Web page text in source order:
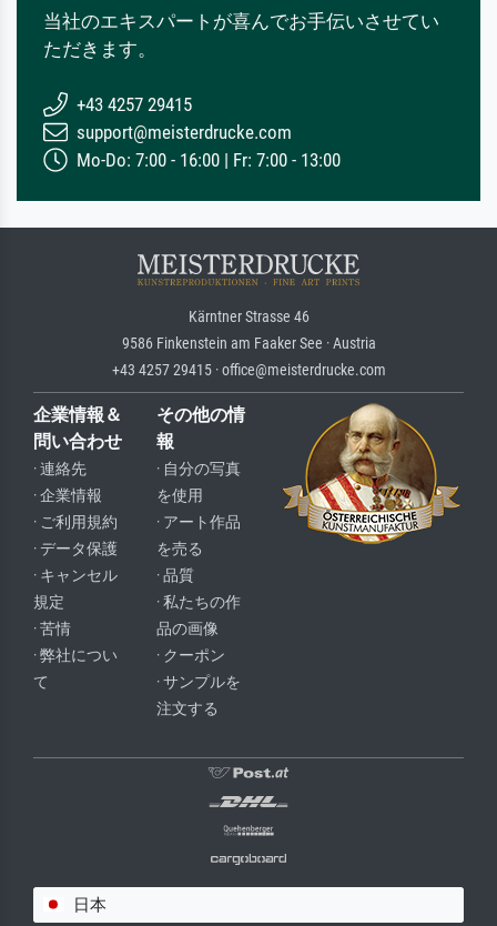
当社のエキスパートが喜んでお手伝いさせてい
ただきます。
+43 4257 29415
support@meisterdrucke.com
Mo-Do: 7:00 - 16:00 | Fr: 7:00 - 13:00
Kärntner Strasse 46
9586 Finkenstein am Faaker See · Austria
+43 4257 29415 · office@meisterdrucke.com
企業情報＆
問い合わせ
· 連絡先
· 企業情報
· ご利用規約
· データ保護
· キャンセル
規定
· 苦情
· 弊社につい
て
その他の情
報
· 自分の写真
を使用
· アート作品
を売る
· 品質
· 私たちの作
品の画像
· クーポン
· サンプルを
注文する
日本